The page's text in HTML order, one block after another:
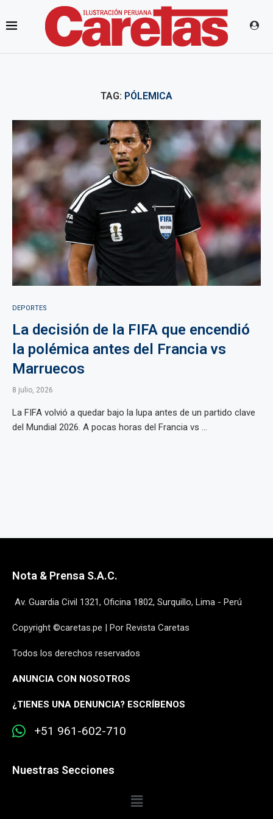
TAG: PÓLEMICA
DEPORTES
La decisión de la FIFA que encendió
la polémica antes del Francia vs
Marruecos
8 julio, 2026
La FIFA volvió a quedar bajo la lupa antes de un partido clave
del Mundial 2026. A pocas horas del Francia vs ...
Nota & Prensa S.A.C.
Av. Guardia Civil 1321, Oficina 1802, Surquillo, Lima - Perú
Copyright ©caretas.pe | Por Revista Caretas
Todos los derechos reservados
ANUNCIA CON NOSOTROS
¿TIENES UNA DENUNCIA? ESCRÍBENOS
+51 961-602-710
Nuestras Secciones